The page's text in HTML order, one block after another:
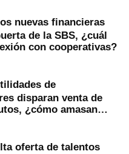
nuevas financieras
de la SBS, ¿cuál
con cooperativas?
de
disparan venta de
¿cómo amasan
oferta de talentos